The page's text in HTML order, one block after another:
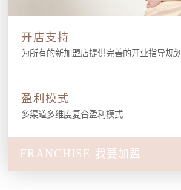
开店支持
为所有的新加盟店提供完善的开业指导规划
盈利模式
多渠道多维度复合盈利模式
FRANCHISE 我要加盟